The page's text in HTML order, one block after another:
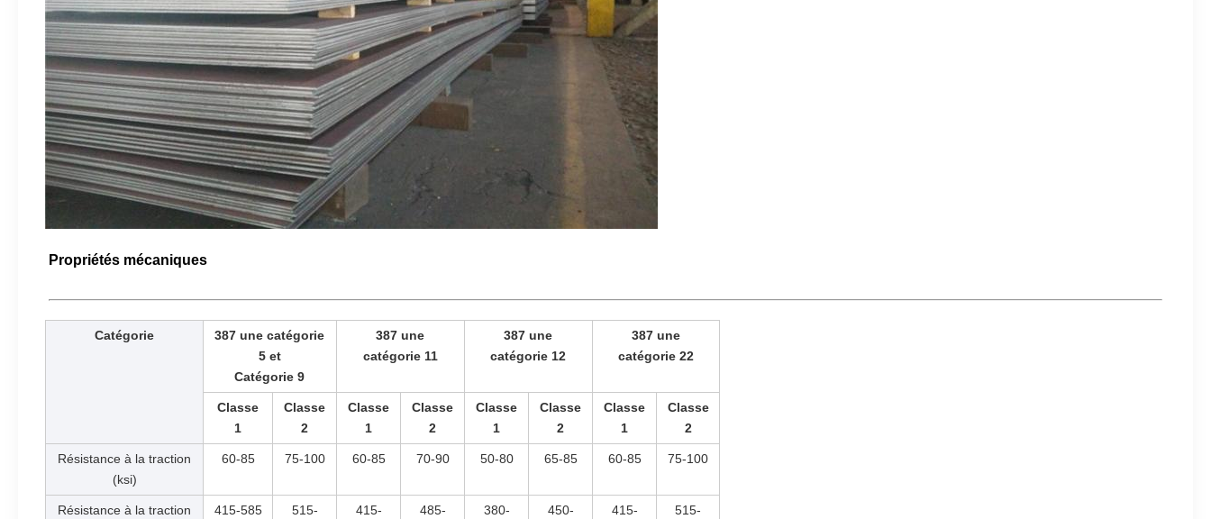
Propriétés mécaniques
Catégorie
387 une catégorie
5 et
Catégorie 9
387 une
catégorie 11
387 une
catégorie 12
387 une
catégorie 22
Classe
1
Classe
2
Classe
1
Classe
2
Classe
1
Classe
2
Classe
1
Classe
2
Résistance à la traction
(ksi)
60-85 75-100 60-85 70-90 50-80 65-85 60-85 75-100
Résistance à la traction 415-585 515- 415- 485- 380- 450- 415- 515-